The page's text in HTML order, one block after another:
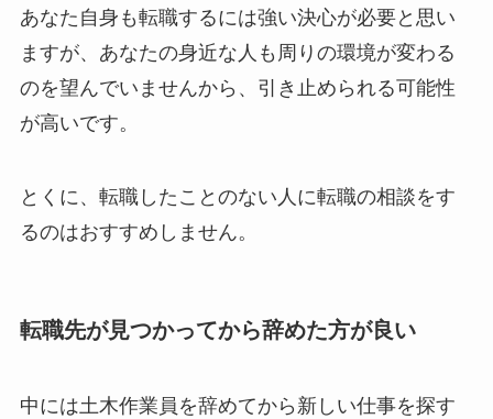
あなた自身も転職するには強い決心が必要と思い
ますが、あなたの身近な人も周りの環境が変わる
のを望んでいませんから、引き止められる可能性
が高いです。
とくに、転職したことのない人に転職の相談をす
るのはおすすめしません。
転職先が見つかってから辞めた方が良い
中には土木作業員を辞めてから新しい仕事を探す